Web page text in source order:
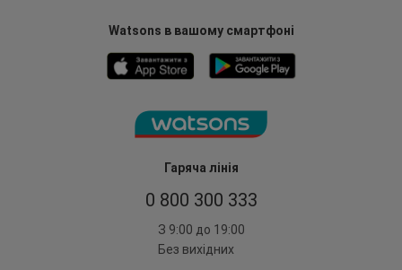
Гаряча лінія
0 800 300 333
З 9:00 до 19:00
Без вихідних
Watsons в вашому смартфоні